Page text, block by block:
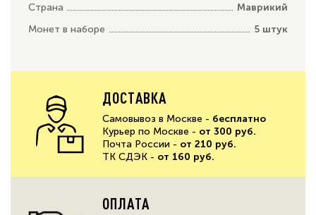
Страна
Маврикий
Монет в наборе
5 штук
ДОСТАВКА
Самовывоз в Москве - бесплатно
Курьер по Москве - от 300 руб.
Почта России - от 210 руб.
ТК СДЭК - от 160 руб.
ОПЛАТА